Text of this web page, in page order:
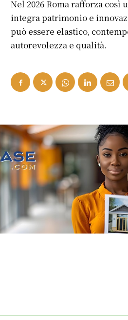
Nel 2026 Roma rafforza
integra patrimonio e
può essere elastico,
autorevolezza e qualità.